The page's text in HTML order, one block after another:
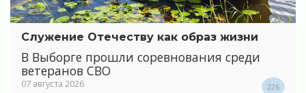
Служение Отечеству как образ жизни
В Выборге прошли соревнования среди
ветеранов СВО
07 августа 2026 226